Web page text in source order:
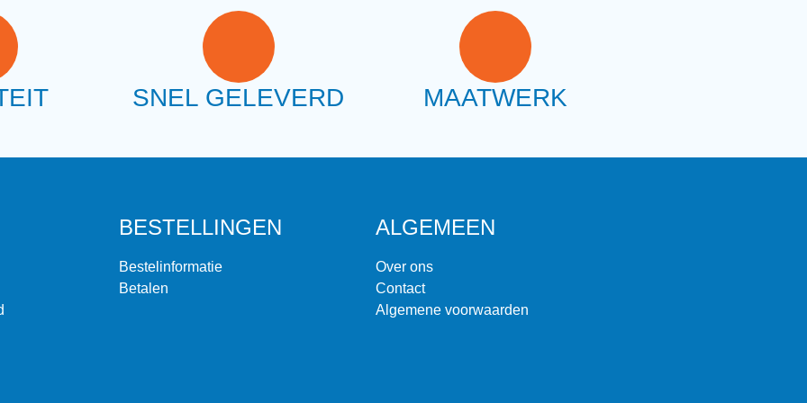
SNEL GELEVERD MAATWERK
BESTELLINGEN
Bestelinformatie
Betalen
ALGEMEEN
Over ons
Contact
Algemene voorwaarden